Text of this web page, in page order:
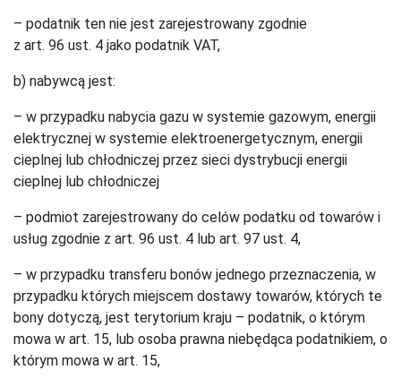
– podatnik ten nie jest zarejestrowany zgodnie
z art. 96 ust. 4 jako podatnik VAT,
b) nabywcą jest:
– w przypadku nabycia gazu w systemie gazowym, energii
elektrycznej w systemie elektroenergetycznym, energii
cieplnej lub chłodniczej przez sieci dystrybucji energii
cieplnej lub chłodniczej
– podmiot zarejestrowany do celów podatku od towarów i
usług zgodnie z art. 96 ust. 4 lub art. 97 ust. 4,
– w przypadku transferu bonów jednego przeznaczenia, w
przypadku których miejscem dostawy towarów, których te
bony dotyczą, jest terytorium kraju – podatnik, o którym
mowa w art. 15, lub osoba prawna niebędąca podatnikiem, o
którym mowa w art. 15,